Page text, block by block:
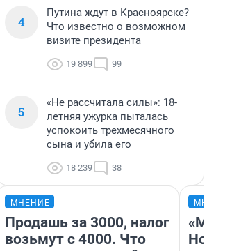
4
Путина ждут в Красноярске?
Что известно о возможном
визите президента
19 899 99
5
«Не рассчитала силы»: 18-
летняя ужурка пыталась
успокоить трехмесячного
сына и убила его
18 239 38
МНЕНИЕ
Продашь за 3000, налог
возьмут с 4000. Что
«Мы